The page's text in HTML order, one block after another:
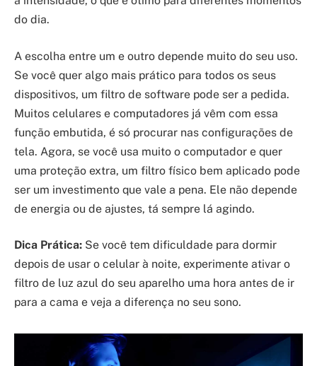
do dia.
A escolha entre um e outro depende muito do seu uso.
Se você quer algo mais prático para todos os seus
dispositivos, um filtro de software pode ser a pedida.
Muitos celulares e computadores já vêm com essa
função embutida, é só procurar nas configurações de
tela. Agora, se você usa muito o computador e quer
uma proteção extra, um filtro físico bem aplicado pode
ser um investimento que vale a pena. Ele não depende
de energia ou de ajustes, tá sempre lá agindo.
Dica Prática: Se você tem dificuldade para dormir
depois de usar o celular à noite, experimente ativar o
filtro de luz azul do seu aparelho uma hora antes de ir
para a cama e veja a diferença no seu sono.